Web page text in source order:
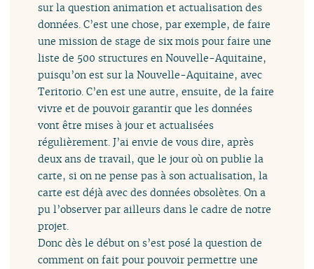
sur la question animation et actualisation des
données. C’est une chose, par exemple, de faire
une mission de stage de six mois pour faire une
liste de 500 structures en Nouvelle-Aquitaine,
puisqu’on est sur la Nouvelle-Aquitaine, avec
Teritorio. C’en est une autre, ensuite, de la faire
vivre et de pouvoir garantir que les données
vont être mises à jour et actualisées
régulièrement. J’ai envie de vous dire, après
deux ans de travail, que le jour où on publie la
carte, si on ne pense pas à son actualisation, la
carte est déjà avec des données obsolètes. On a
pu l’observer par ailleurs dans le cadre de notre
projet.
Donc dès le début on s’est posé la question de
comment on fait pour pouvoir permettre une